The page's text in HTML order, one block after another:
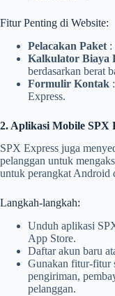
Fitur Penting di Website:
Pelacakan Paket :
Kalkulator Biaya
berdasarkan berat
Formulir Kontak
Express.
2. Aplikasi Mobile SPX
SPX Express juga
pelanggan untuk
untuk perangkat Android
Langkah-langkah:
Unduh aplikasi
App Store.
Daftar akun baru
Gunakan fitur-fitur
pengiriman,
pelanggan.